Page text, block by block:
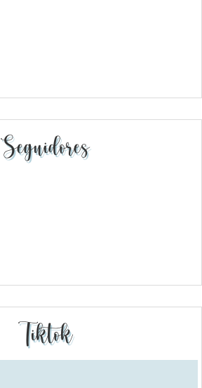
Seguidores
Tiktok